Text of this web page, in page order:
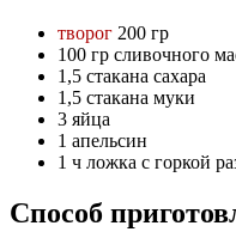
творог 200 гр
100 гр сливочного
1,5 стакана сахара
1,5 стакана муки
3 яйца
1 апельсин
1 ч ложка с горкой
Способ